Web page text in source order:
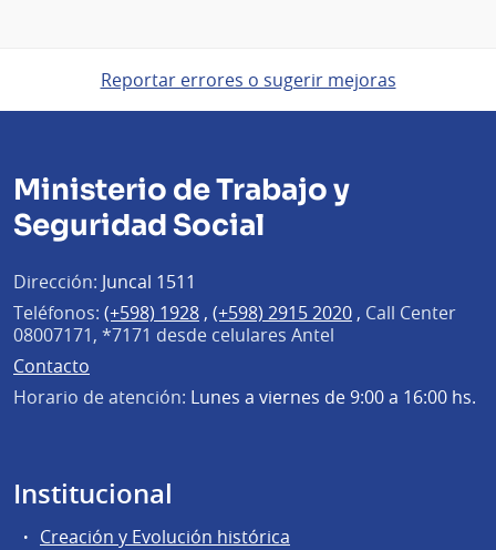
Reportar errores o sugerir mejoras
Ministerio de Trabajo y
Seguridad Social
Dirección: Juncal 1511
Teléfonos: (+598) 1928 , (+598) 2915 2020 , Call Center
08007171, *7171 desde celulares Antel
Contacto
Horario de atención: Lunes a viernes de 9:00 a 16:00 hs.
Institucional
Creación y Evolución histórica